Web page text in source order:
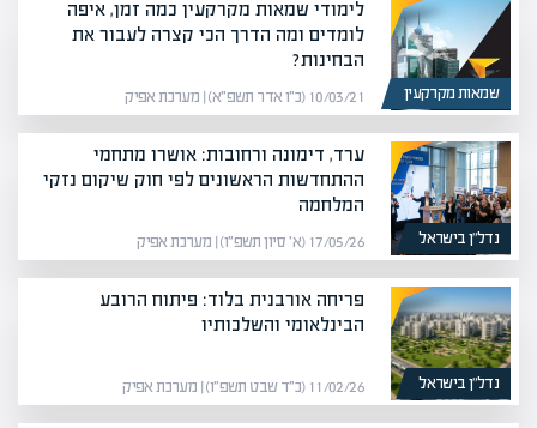
שמאות מקרקעין
לימודי שמאות מקרקעין כמה זמן, איפה
לומדים ומה הדרך הכי קצרה לעבור את
הבחינות?
10/03/21 (כ״ו אדר תשפ״א) | מערכת אפיק
נדל”ן בישראל
ערד, דימונה ורחובות: אושרו מתחמי
ההתחדשות הראשונים לפי חוק שיקום נזקי
המלחמה
17/05/26 (א׳ סיון תשפ״ו) | מערכת אפיק
נדל”ן בישראל
פריחה אורבנית בלוד: פיתוח הרובע
הבינלאומי והשלכותיו
11/02/26 (כ״ד שבט תשפ״ו) | מערכת אפיק